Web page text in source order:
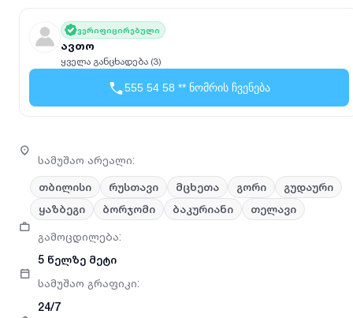
ვერიფიცირებული
ავთო
ყველა განცხადება (3)
555 54 58 ** ნომრის ჩვენება
სამუშაო არეალი:
თბილისი რუსთავი მცხეთა გორი
გუდაური
ყაზბეგი
ბორჯომი ბაკურიანი თელავი
გამოცდილება:
5 წელზე მეტი
სამუშაო გრაფიკი:
24/7